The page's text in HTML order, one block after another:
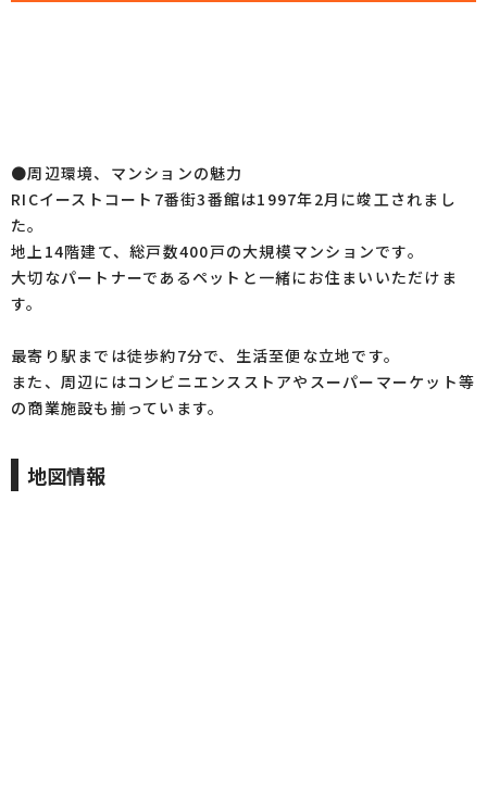
●周辺環境、マンションの魅力
RICイーストコート7番街3番館は1997年2月に竣工されまし
た。
地上14階建て、総戸数400戸の大規模マンションです。
大切なパートナーであるペットと一緒にお住まいいただけま
す。
最寄り駅までは徒歩約7分で、生活至便な立地です。
また、周辺にはコンビニエンスストアやスーパーマーケット等
の商業施設も揃っています。
地図情報